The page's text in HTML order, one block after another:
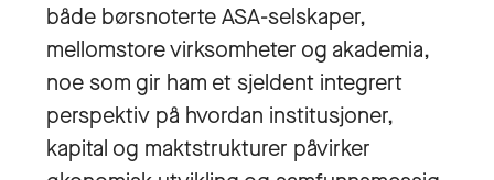
både børsnoterte ASA-selskaper,
mellomstore virksomheter og akademia,
noe som gir ham et sjeldent integrert
perspektiv på hvordan institusjoner,
kapital og maktstrukturer påvirker